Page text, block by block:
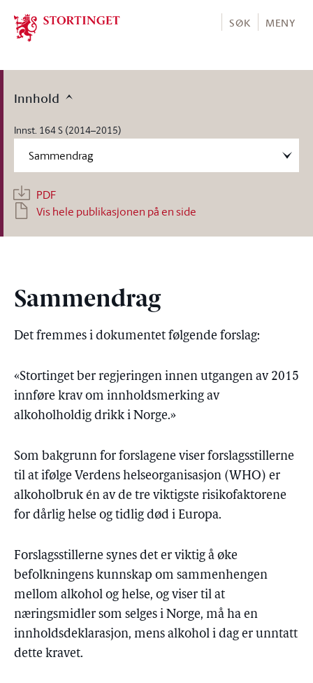
Stortinget.no
SØK MENY
Innhold
Innst. 164 S (2014–2015)
PDF
Vis hele publikasjonen på en side
Sammendrag
Det fremmes i dokumentet følgende forslag:
«Stortinget ber regjeringen innen utgangen av 2015
innføre krav om innholdsmerking av
alkoholholdig drikk i Norge.»
Som bakgrunn for forslagene viser forslagsstillerne
til at ifølge Verdens helseorganisasjon (WHO) er
alkoholbruk én av de tre viktigste risikofaktorene
for dårlig helse og tidlig død i Europa.
Forslagsstillerne synes det er viktig å øke
befolkningens kunnskap om sammenhengen
mellom alkohol og helse, og viser til at
næringsmidler som selges i Norge, må ha en
innholdsdeklarasjon, mens alkohol i dag er unntatt
dette kravet.